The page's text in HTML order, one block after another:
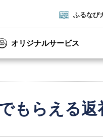
ふるなび
オリジナルサービス
もらえる返